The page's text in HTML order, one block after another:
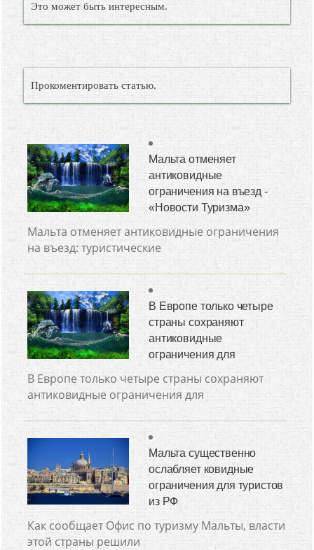
Это может быть интересным.
Прокоментировать статью.
Мальта отменяет
антиковидные
ограничения на въезд -
«Новости Туризма»
Мальта отменяет антиковидные ограничения
на въезд: туристические
В Европе только четыре
страны сохраняют
антиковидные
ограничения для
В Европе только четыре страны сохраняют
антиковидные ограничения для
Мальта существенно
ослабляет ковидные
ограничения для туристов
из РФ
Как сообщает Офис по туризму Мальты, власти
этой страны решили